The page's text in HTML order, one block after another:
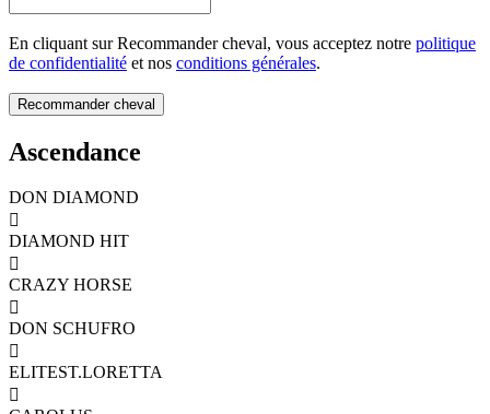
En cliquant sur Recommander cheval, vous acceptez notre politique
de confidentialité et nos conditions générales.
Ascendance
DON DIAMOND

DIAMOND HIT

CRAZY HORSE

DON SCHUFRO

ELITEST.LORETTA
